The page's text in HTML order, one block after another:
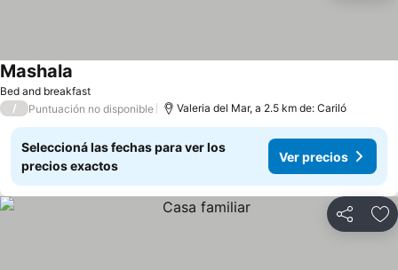
Bed and breakfast
Mashala
/ Puntuación no disponible Valeria del Mar, a 2.5 km de: Cariló
Seleccioná las fechas para ver los
precios exactos
Ver precios
Compartir